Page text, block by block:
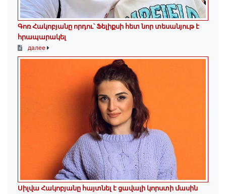
Գոռ Հակոբյանը որդու՝ Ֆելիքսի հետ նոր տեսանյութ է
հրապարակել
далее
Սիլվա Հակոբյանը հայտնել է ցավալի կորստի մասին